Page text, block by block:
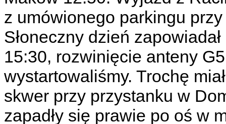
z umówionego parkingu
Słoneczny dzień
15:30, rozwinięcie anteny
wystartowaliśmy. Trochę
skwer przy przystanku w
zapadły się prawie po oś w